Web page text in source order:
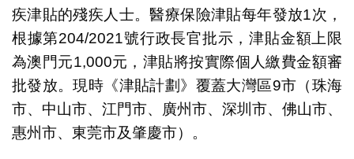
疾津貼的殘疾人士。醫療保險津貼每年發放1次，
根據第204/2021號行政長官批示，津貼金額上限
為澳門元1,000元，津貼將按實際個人繳費金額審
批發放。現時《津貼計劃》覆蓋大灣區9市（珠海
市、中山市、江門市、廣州市、深圳市、佛山市、
惠州市、東莞市及肇慶市）。